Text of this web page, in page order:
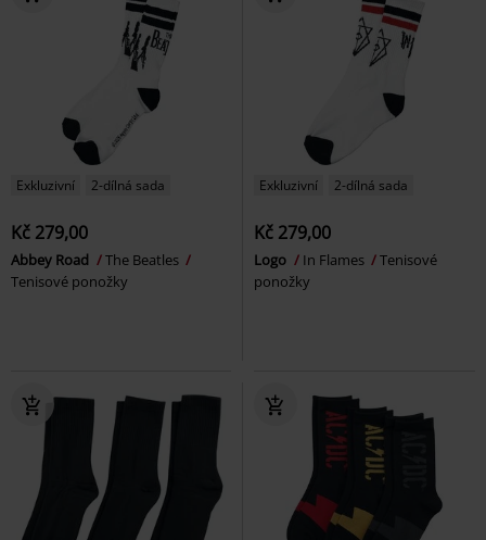
Exkluzivní 2-dílná sada
Kč 279,00
Abbey Road
The Beatles
Tenisové ponožky
Exkluzivní 2-dílná sada
Kč 279,00
Logo In Flames
Tenisové
ponožky